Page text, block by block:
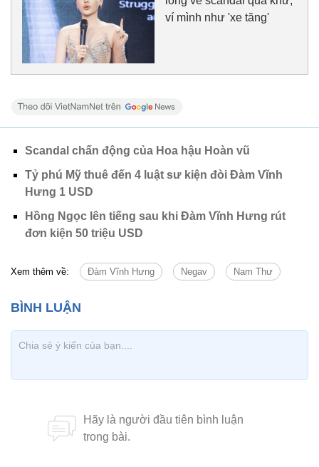
ví mình như 'xe tăng'
Scandal chấn động của Hoa hậu Hoàn vũ
Tỷ phú Mỹ thuê đến 4 luật sư kiện đòi Đàm Vĩnh
Hưng 1 USD
Hồng Ngọc lên tiếng sau khi Đàm Vĩnh Hưng rút
đơn kiện 50 triệu USD
Xem thêm về: Đàm Vĩnh Hưng Negav Nam Thư